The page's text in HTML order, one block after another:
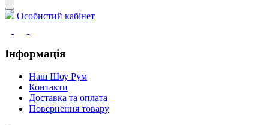
Особистий кабінет
Інформація
Наш Шоу Рум
Контакти
Доставка та оплата
Повернення товару